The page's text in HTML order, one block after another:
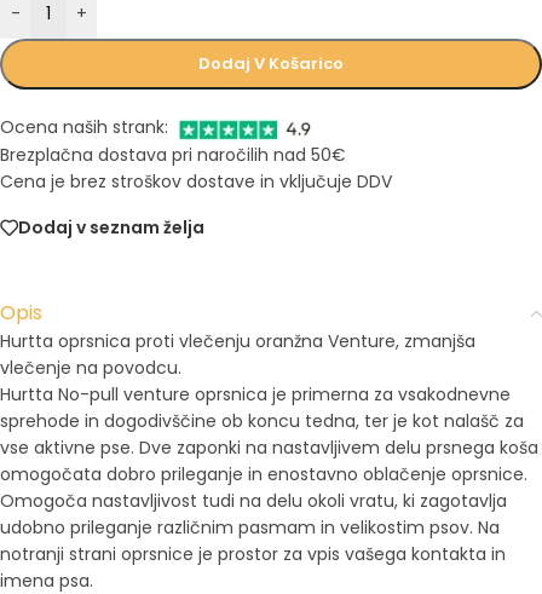
- +
Dodaj V Košarico
Ocena naših strank:
Brezplačna dostava pri naročilih nad 50€
Cena je brez stroškov dostave in vključuje DDV
Dodaj v seznam želja
Opis
Hurtta oprsnica proti vlečenju oranžna Venture, zmanjša
vlečenje na povodcu.
Hurtta No-pull venture oprsnica je primerna za vsakodnevne
sprehode in dogodivščine ob koncu tedna, ter je kot nalašč za
vse aktivne pse. Dve zaponki na nastavljivem delu prsnega koša
omogočata dobro prileganje in enostavno oblačenje oprsnice.
Omogoča nastavljivost tudi na delu okoli vratu, ki zagotavlja
udobno prileganje različnim pasmam in velikostim psov. Na
notranji strani oprsnice je prostor za vpis vašega kontakta in
imena psa.